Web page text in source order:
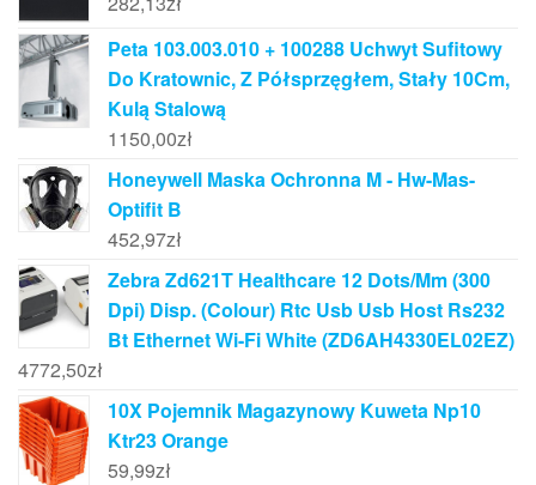
Peta 103.003.010 + 100288 Uchwyt Sufitowy
Do Kratownic, Z Półsprzęgłem, Stały 10Cm,
Kulą Stalową
1150,00zł
Honeywell Maska Ochronna M - Hw-Mas-
Optifit B
452,97zł
Zebra Zd621T Healthcare 12 Dots/Mm (300
Dpi) Disp. (Colour) Rtc Usb Usb Host Rs232
Bt Ethernet Wi-Fi White (ZD6AH4330EL02EZ)
4772,50zł
10X Pojemnik Magazynowy Kuweta Np10
Ktr23 Orange
59,99zł